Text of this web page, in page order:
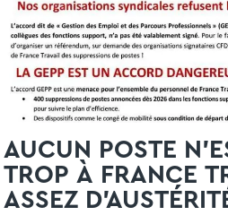
AUCUN POSTE
TROP À FRANCE
ASSEZ